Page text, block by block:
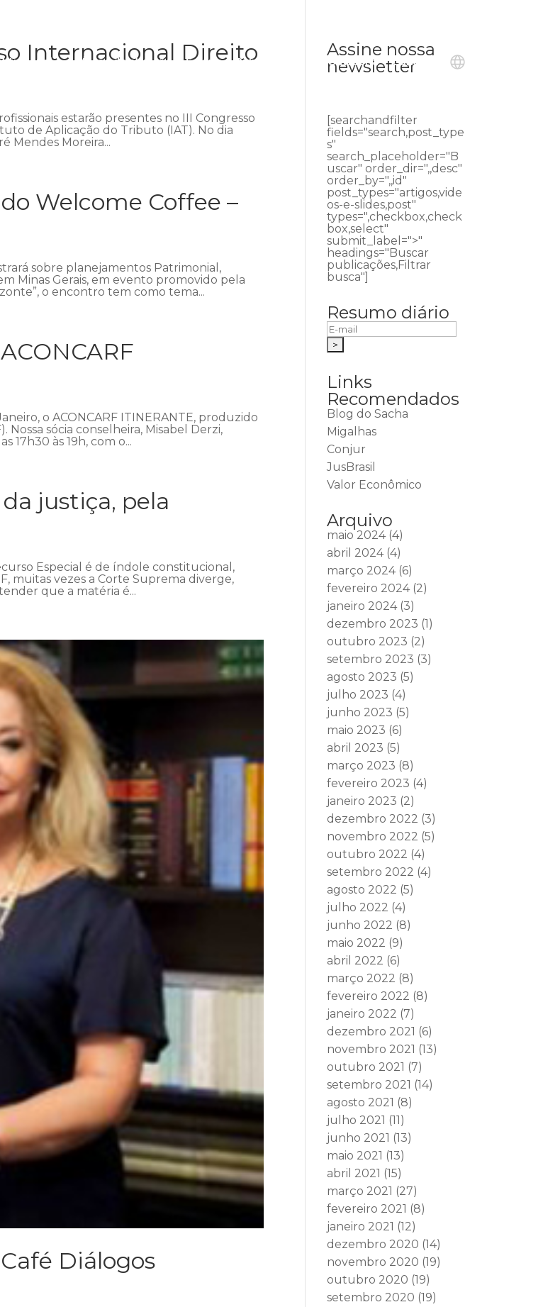
Áreas de atuação Equipe Publicações Ouvidoria Contato
Internacional Direito
estarão presentes no III Congresso
de Aplicação do Tributo (IAT). No dia
Mendes Moreira...
Welcome Coffee –
sobre planejamentos Patrimonial,
Minas Gerais, em evento promovido pela
o encontro tem como tema...
o ACONCARF ITINERANTE, produzido
Nossa sócia conselheira, Misabel Derzi,
17h30 às 19h, com o...
justiça, pela
Especial é de índole constitucional,
muitas vezes a Corte Suprema diverge,
que a matéria é...
Diálogos
Assine nossa
newsletter
[searchandfilter
fields="search,post_type
s"
search_placeholder="B
uscar" order_dir=",,desc"
order_by=",,id"
post_types="artigos,vide
os-e-slides,post"
types=",checkbox,check
box,select"
submit_label=">"
headings="Buscar
publicações,Filtrar
busca"]
Resumo diário
Links
Recomendados
Blog do Sacha
Migalhas
Conjur
JusBrasil
Valor Econômico
Arquivo
maio 2024(4)
abril 2024(4)
março 2024(6)
fevereiro 2024(2)
janeiro 2024(3)
dezembro 2023 (1)
outubro 2023 (2)
setembro 2023 (3)
agosto 2023 (5)
julho 2023 (4)
junho 2023 (5)
maio 2023 (6)
abril 2023 (5)
março 2023 (8)
fevereiro 2023 (4)
janeiro 2023 (2)
dezembro 2022 (3)
novembro 2022 (5)
outubro 2022 (4)
setembro 2022 (4)
agosto 2022 (5)
julho 2022 (4)
junho 2022 (8)
maio 2022 (9)
abril 2022 (6)
março 2022 (8)
fevereiro 2022 (8)
janeiro 2022 (7)
dezembro 2021 (6)
novembro 2021 (13)
outubro 2021 (7)
setembro 2021 (14)
agosto 2021 (8)
julho 2021 (11)
junho 2021 (13)
maio 2021 (13)
abril 2021 (15)
março 2021 (27)
fevereiro 2021 (8)
janeiro 2021 (12)
dezembro 2020 (14)
novembro 2020 (19)
outubro 2020 (19)
setembro 2020 (19)